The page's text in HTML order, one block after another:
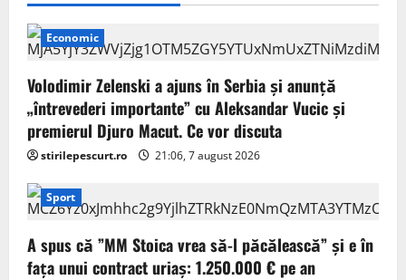
Economic
Volodimir Zelenski a ajuns în Serbia și anunță
„întrevederi importante” cu Aleksandar Vucic și
premierul Djuro Macut. Ce vor discuta
stirilepescurt.ro 21:06, 7 august 2026
Sport
A spus că ”MM Stoica vrea să-l păcălească” și e în
fața unui contract uriaș: 1.250.000 € pe an